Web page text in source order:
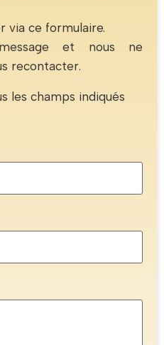
via ce formulaire.
et nous ne
recontacter.
les champs indiqués